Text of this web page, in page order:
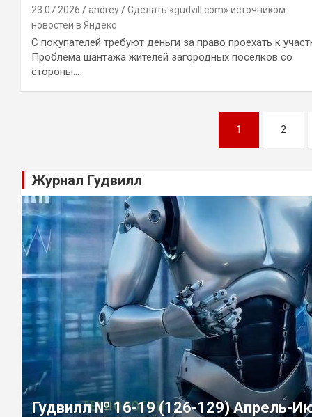
23.07.2026 andrey
Сделать «gudvill.com» источником
новостей в Яндекс
С покупателей требуют деньги за право проехать к
Проблема шантажа жителей загородных поселков со
стороны…
записям
1 2
Журнал Гудвилл
Гудвилл № 16-19 (126-129) Апрель-